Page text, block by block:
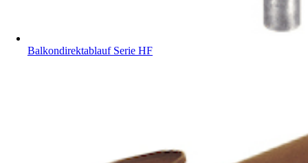
Balkondirektablauf Serie HF